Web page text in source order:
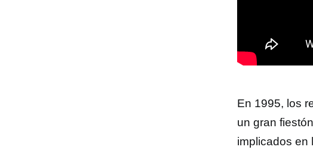
En 1995, los
un gran
implicados en